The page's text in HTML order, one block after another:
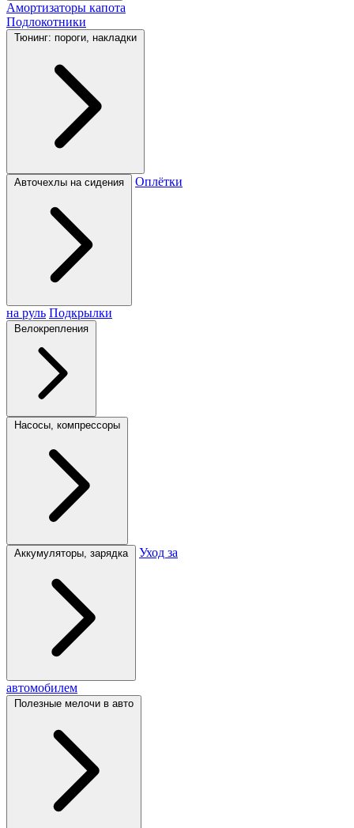
Амортизаторы капота
Подлокотники
Тюнинг: пороги, накладки
Авточехлы на сидения Оплётки
на руль Подкрылки
Велокрепления
Насосы, компрессоры
Аккумуляторы, зарядка Уход за
автомобилем
Полезные мелочи в авто